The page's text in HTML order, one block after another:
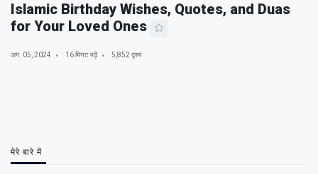
Islamic Birthday Wishes, Quotes, and Duas
for Your Loved Ones
अग. 05, 2024 16 मिनट पढ़ें 5,852 दृश्य
मेरे बारे में